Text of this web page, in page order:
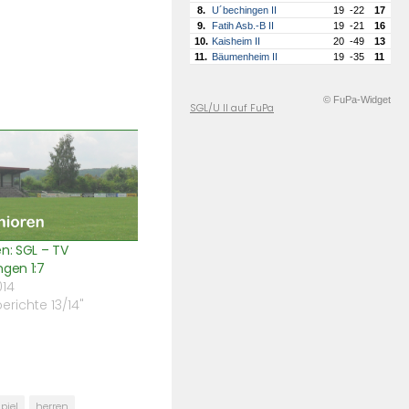
SGL – TV
1:7
13/14"
herren
8.
U´bechingen II 19 -22
17
9.
Fatih Asb.-B II 19 -21
16
10. Kaisheim II 20 -49
13
11. Bäumenheim II 19 -35 11
© FuPa-Widget
SGL/U II auf FuPa